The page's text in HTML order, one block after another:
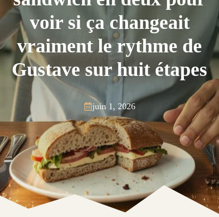
voir si ça changeait
vraiment le rythme de
Gustave sur huit étapes
juin 1, 2026